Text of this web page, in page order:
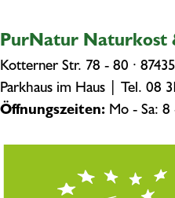
PurNatur Naturkost
Kotterner Str. 78 - 80 ·
Parkhaus im Haus | Tel. 08
Öffnungszeiten: Mo - Sa: